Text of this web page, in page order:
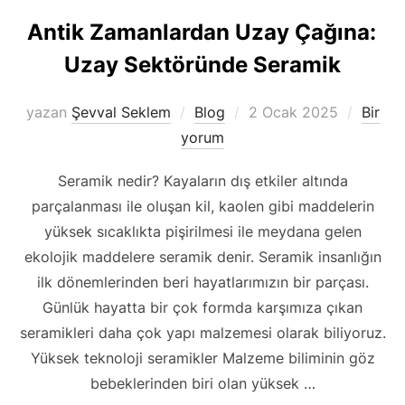
Antik Zamanlardan Uzay Çağına:
Uzay Sektöründe Seramik
yazan Şevval Seklem Blog
Yayımlanma
2 Ocak 2025
Bir
yorum
Seramik nedir? Kayaların dış etkiler altında
parçalanması ile oluşan kil, kaolen gibi maddelerin
yüksek sıcaklıkta pişirilmesi ile meydana gelen
ekolojik maddelere seramik denir. Seramik insanlığın
ilk dönemlerinden beri hayatlarımızın bir parçası.
Günlük hayatta bir çok formda karşımıza çıkan
seramikleri daha çok yapı malzemesi olarak biliyoruz.
Yüksek teknoloji seramikler Malzeme biliminin göz
bebeklerinden biri olan yüksek …